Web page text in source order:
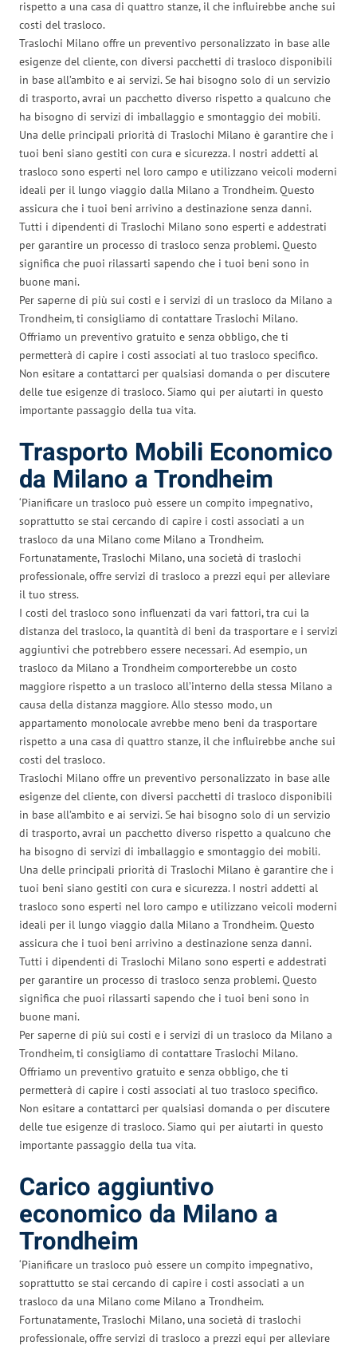
rispetto a una casa di quattro stanze, il che influirebbe anche sui
costi del trasloco.
Traslochi Milano offre un preventivo personalizzato in base alle
esigenze del cliente, con diversi pacchetti di trasloco disponibili
in base all’ambito e ai servizi. Se hai bisogno solo di un servizio
di trasporto, avrai un pacchetto diverso rispetto a qualcuno che
ha bisogno di servizi di imballaggio e smontaggio dei mobili.
Una delle principali priorità di Traslochi Milano è garantire che i
tuoi beni siano gestiti con cura e sicurezza. I nostri addetti al
trasloco sono esperti nel loro campo e utilizzano veicoli moderni
ideali per il lungo viaggio dalla Milano a Trondheim. Questo
assicura che i tuoi beni arrivino a destinazione senza danni.
Tutti i dipendenti di Traslochi Milano sono esperti e addestrati
per garantire un processo di trasloco senza problemi. Questo
significa che puoi rilassarti sapendo che i tuoi beni sono in
buone mani.
Per saperne di più sui costi e i servizi di un trasloco da Milano a
Trondheim, ti consigliamo di contattare Traslochi Milano.
Offriamo un preventivo gratuito e senza obbligo, che ti
permetterà di capire i costi associati al tuo trasloco specifico.
Non esitare a contattarci per qualsiasi domanda o per discutere
delle tue esigenze di trasloco. Siamo qui per aiutarti in questo
importante passaggio della tua vita.
Trasporto Mobili Economico
da Milano a Trondheim
‘Pianificare un trasloco può essere un compito impegnativo,
soprattutto se stai cercando di capire i costi associati a un
trasloco da una Milano come Milano a Trondheim.
Fortunatamente, Traslochi Milano, una società di traslochi
professionale, offre servizi di trasloco a prezzi equi per alleviare
il tuo stress.
I costi del trasloco sono influenzati da vari fattori, tra cui la
distanza del trasloco, la quantità di beni da trasportare e i servizi
aggiuntivi che potrebbero essere necessari. Ad esempio, un
trasloco da Milano a Trondheim comporterebbe un costo
maggiore rispetto a un trasloco all’interno della stessa Milano a
causa della distanza maggiore. Allo stesso modo, un
appartamento monolocale avrebbe meno beni da trasportare
rispetto a una casa di quattro stanze, il che influirebbe anche sui
costi del trasloco.
Traslochi Milano offre un preventivo personalizzato in base alle
esigenze del cliente, con diversi pacchetti di trasloco disponibili
in base all’ambito e ai servizi. Se hai bisogno solo di un servizio
di trasporto, avrai un pacchetto diverso rispetto a qualcuno che
ha bisogno di servizi di imballaggio e smontaggio dei mobili.
Una delle principali priorità di Traslochi Milano è garantire che i
tuoi beni siano gestiti con cura e sicurezza. I nostri addetti al
trasloco sono esperti nel loro campo e utilizzano veicoli moderni
ideali per il lungo viaggio dalla Milano a Trondheim. Questo
assicura che i tuoi beni arrivino a destinazione senza danni.
Tutti i dipendenti di Traslochi Milano sono esperti e addestrati
per garantire un processo di trasloco senza problemi. Questo
significa che puoi rilassarti sapendo che i tuoi beni sono in
buone mani.
Per saperne di più sui costi e i servizi di un trasloco da Milano a
Trondheim, ti consigliamo di contattare Traslochi Milano.
Offriamo un preventivo gratuito e senza obbligo, che ti
permetterà di capire i costi associati al tuo trasloco specifico.
Non esitare a contattarci per qualsiasi domanda o per discutere
delle tue esigenze di trasloco. Siamo qui per aiutarti in questo
importante passaggio della tua vita.
Carico aggiuntivo
economico da Milano a
Trondheim
‘Pianificare un trasloco può essere un compito impegnativo,
soprattutto se stai cercando di capire i costi associati a un
trasloco da una Milano come Milano a Trondheim.
Fortunatamente, Traslochi Milano, una società di traslochi
professionale, offre servizi di trasloco a prezzi equi per alleviare